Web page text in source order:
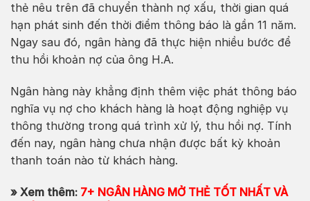
thẻ nêu trên đã chuyển thành nợ xấu, thời gian quá
hạn phát sinh đến thời điểm thông báo là gần 11 năm.
Ngay sau đó, ngân hàng đã thực hiện nhiều bước để
thu hồi khoản nợ của ông H.A.
Ngân hàng này khẳng định thêm việc phát thông báo
nghĩa vụ nợ cho khách hàng là hoạt động nghiệp vụ
thông thường trong quá trình xử lý, thu hồi nợ. Tính
đến nay, ngân hàng chưa nhận được bất kỳ khoản
thanh toán nào từ khách hàng.
» Xem thêm: 7+ NGÂN HÀNG MỞ THẺ TỐT NHẤT VÀ